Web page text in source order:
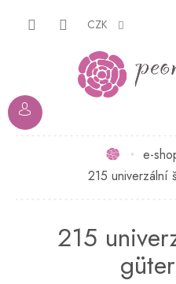
CZK
Domů
e-
215 univerzální
215